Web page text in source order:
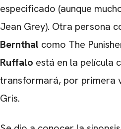
especificado (aunque
Jean Grey). Otra persona
Bernthal como The
Ruffalo está en la película
transformará, por primera
Gris.
CARREGANDO